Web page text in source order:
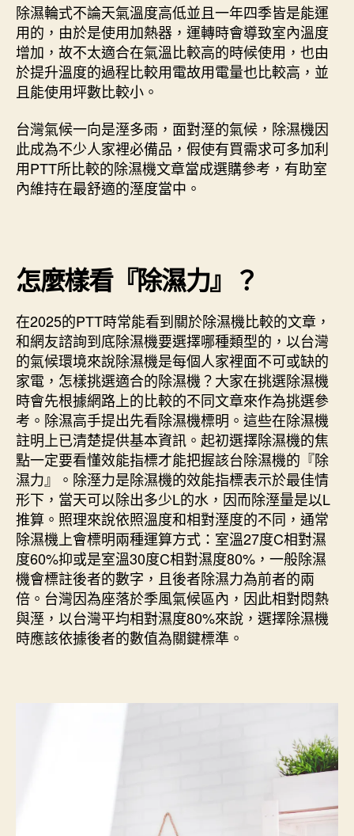
除濕輪式不論天氣溫度高低並且一年四季皆是能運
用的，由於是使用加熱器，運轉時會導致室內溫度
增加，故不太適合在氣溫比較高的時候使用，也由
於提升溫度的過程比較用電故用電量也比較高，並
且能使用坪數比較小。
台灣氣候一向是溼多雨，面對溼的氣候，除濕機因
此成為不少人家裡必備品，假使有買需求可多加利
用PTT所比較的除濕機文章當成選購參考，有助室
內維持在最舒適的溼度當中。
怎麼樣看『除濕力』？
在2025的PTT時常能看到關於除濕機比較的文章，
和網友諮詢到底除濕機要選擇哪種類型的，以台灣
的氣候環境來說除濕機是每個人家裡面不可或缺的
家電，怎樣挑選適合的除濕機？大家在挑選除濕機
時會先根據網路上的比較的不同文章來作為挑選參
考。除濕高手提出先看除濕機標明。這些在除濕機
註明上已清楚提供基本資訊。起初選擇除濕機的焦
點一定要看懂效能指標才能把握該台除濕機的『除
濕力』。除溼力是除濕機的效能指標表示於最佳情
形下，當天可以除出多少L的水，因而除溼量是以L
推算。照理來說依照溫度和相對溼度的不同，通常
除濕機上會標明兩種運算方式：室溫27度C相對濕
度60%抑或是室溫30度C相對濕度80%，一般除濕
機會標註後者的數字，且後者除濕力為前者的兩
倍。台灣因為座落於季風氣候區內，因此相對悶熱
與溼，以台灣平均相對濕度80%來說，選擇除濕機
時應該依據後者的數值為關鍵標準。